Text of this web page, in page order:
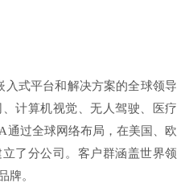
入式平台和解决方案的全球领导
计算机视觉、无人驾驶、医疗
通过全球网络布局，在美国、欧
了分公司。客户群涵盖世界领
牌。